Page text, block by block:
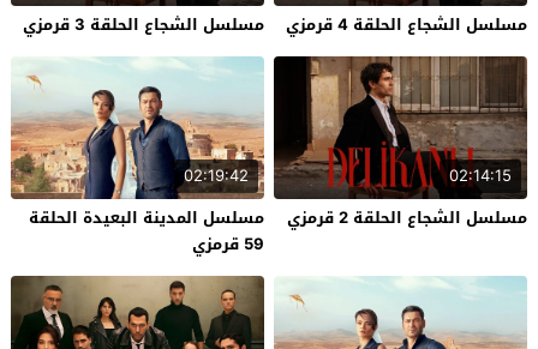
مسلسل الشجاع الحلقة 4 قرمزي
مسلسل الشجاع الحلقة 3 قرمزي
02:14:15
مسلسل الشجاع الحلقة 2 قرمزي
02:19:42
مسلسل المدينة البعيدة الحلقة
59 قرمزي